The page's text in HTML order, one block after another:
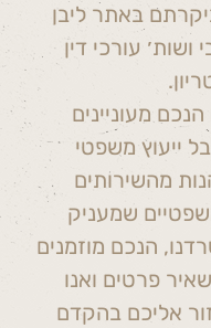
באתר ליבן
ושות׳ עורכי דין
מעוניינים
ייעוץ משפטי
מהשירותים
שמעניק
הנכם מוזמנים
פרטים ואנו
אליכם בהקדם